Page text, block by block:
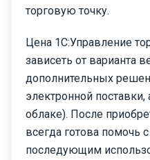
торговую точку.
Цена 1С:Управление
зависеть от варианта
дополнительных
электронной
облаке). После
всегда готова помочь
последующим